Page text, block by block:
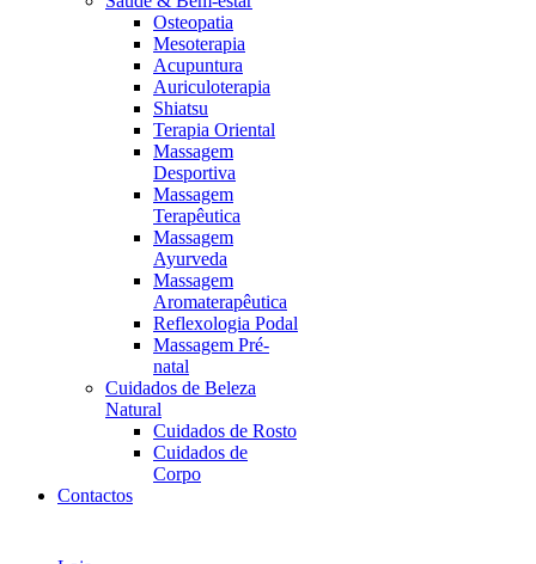
Osteopatia
Mesoterapia
Acupuntura
Auriculoterapia
Shiatsu
Terapia Oriental
Massagem
Desportiva
Massagem
Terapêutica
Massagem
Ayurveda
Massagem
Aromaterapêutica
Reflexologia Podal
Massagem Pré-
natal
Cuidados de Beleza
Natural
Cuidados de Rosto
Cuidados de
Corpo
Contactos